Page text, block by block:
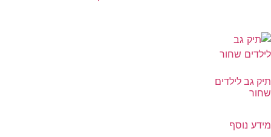
תיק גב לילדים
שחור
מידע נוסף